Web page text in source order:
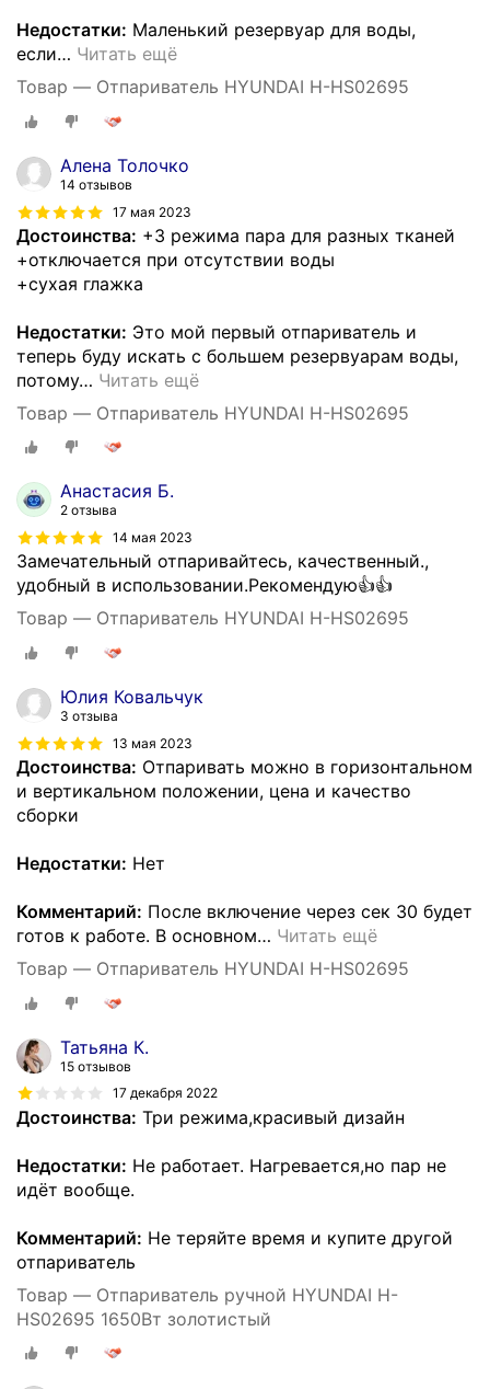
Недостатки: Маленький резервуар для воды,
если… Читать ещё
Товар — Отпариватель HYUNDAI H-HS02695
Алена Толочко
14 отзывов
17 мая 2023
Достоинства: +3 режима пара для разных тканей
+отключается при отсутствии воды
+сухая глажка
Недостатки: Это мой первый отпариватель и
теперь буду искать с большем резервуарам воды,
потому… Читать ещё
Товар — Отпариватель HYUNDAI H-HS02695
Анастасия Б.
2 отзыва
14 мая 2023
Замечательный отпаривайтесь, качественный.,
удобный в использовании.Рекомендую👍👍
Товар — Отпариватель HYUNDAI H-HS02695
Юлия Ковальчук
3 отзыва
13 мая 2023
Достоинства: Отпаривать можно в горизонтальном
и вертикальном положении, цена и качество
сборки
Недостатки: Нет
Комментарий: После включение через сек 30 будет
готов к работе. В основном… Читать ещё
Товар — Отпариватель HYUNDAI H-HS02695
Татьяна К.
15 отзывов
17 декабря 2022
Достоинства: Три режима,красивый дизайн
Недостатки: Не работает. Нагревается,но пар не
идёт вообще.
Комментарий: Не теряйте время и купите другой
отпариватель
Товар — Отпариватель ручной HYUNDAI H-
HS02695 1650Вт золотистый